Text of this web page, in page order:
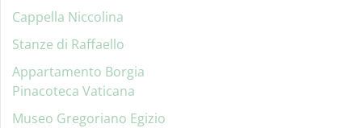
Cappella Niccolina
Stanze di Raffaello
Appartamento Borgia
Pinacoteca Vaticana
Museo Gregoriano Egizio